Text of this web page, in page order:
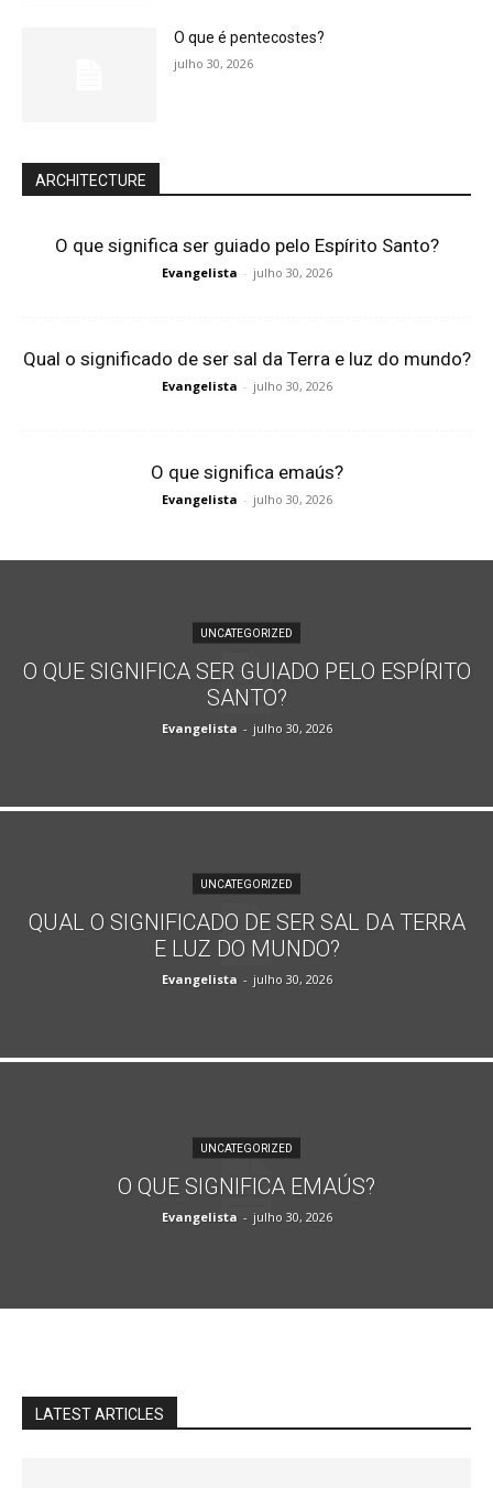
O que é pentecostes?
julho 30, 2026
ARCHITECTURE
O que significa ser guiado pelo Espírito Santo?
Evangelista - julho 30, 2026
Qual o significado de ser sal da Terra e luz do mundo?
Evangelista - julho 30, 2026
O que significa emaús?
Evangelista - julho 30, 2026
UNCATEGORIZED
O QUE SIGNIFICA SER GUIADO PELO ESPÍRITO
SANTO?
Evangelista - julho 30, 2026
UNCATEGORIZED
QUAL O SIGNIFICADO DE SER SAL DA TERRA
E LUZ DO MUNDO?
Evangelista - julho 30, 2026
UNCATEGORIZED
O QUE SIGNIFICA EMAÚS?
Evangelista - julho 30, 2026
LATEST ARTICLES